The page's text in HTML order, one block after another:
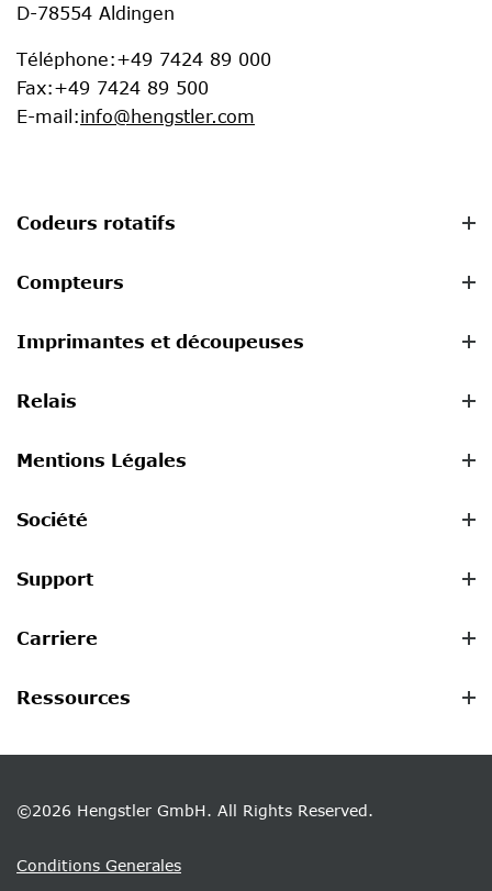
D-78554 Aldingen
Téléphone:+49 7424 89 000
Fax:+49 7424 89 500
E-mail :info@hengstler.com
Codeurs rotatifs
Compteurs
Imprimantes et découpeuses
Relais
Mentions Légales
Société
Support
Carriere
Ressources
©2026 Hengstler GmbH. All Rights Reserved.
Conditions Generales